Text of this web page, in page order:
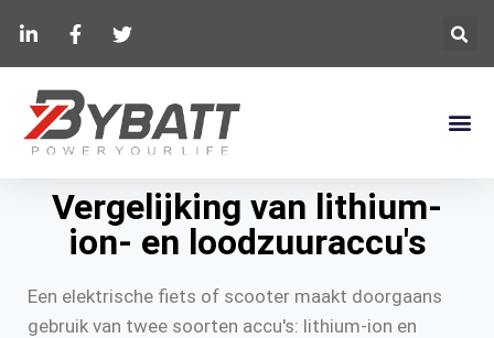
Vergelijking van lithium-
ion- en loodzuuraccu's
Een elektrische fiets of scooter maakt doorgaans
gebruik van twee soorten accu's: lithium-ion en